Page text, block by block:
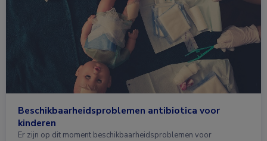
Beschikbaarheidsproblemen antibiotica voor
kinderen
Er zijn op dit moment beschikbaarheidsproblemen voor